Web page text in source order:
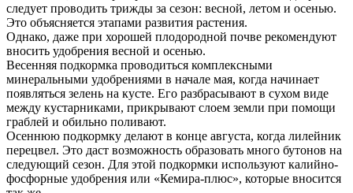
следует проводить трижды за сезон: весной, летом и осенью.
Это объясняется этапами развития растения.
Однако, даже при хорошей плодородной почве рекомендуют
вносить удобрения весной и осенью.
Весенняя подкормка проводиться комплексными
минеральными удобрениями в начале мая, когда начинает
появляться зелень на кусте. Его разбрасывают в сухом виде
между кустарниками, прикрывают слоем земли при помощи
граблей и обильно поливают.
Осеннюю подкормку делают в конце августа, когда лилейник
перецвел. Это даст возможность образовать много бутонов на
следующий сезон. Для этой подкормки используют калийно-
фосфорные удобрения или «Кемира-плюс», которые вносится